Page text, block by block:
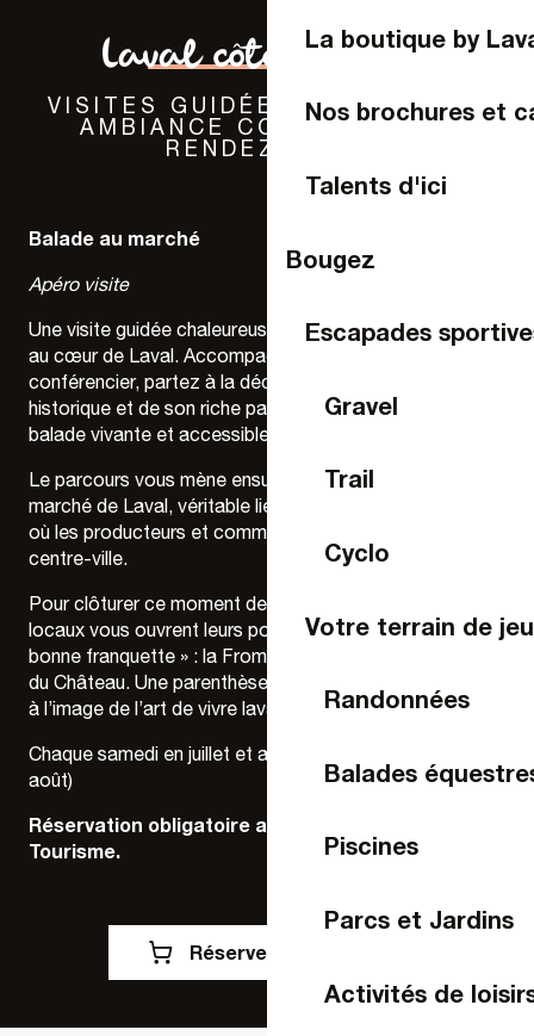
La boutique by
Nos brochures et
Talents d'ici
Bougez
Escapades
Gravel
Trail
Cyclo
Votre terrain de
Randonnées
Balades
Piscines
Parcs et Jardins
Activités de
Laval côté marchés
VISITES GUIDÉES, TERROIR ET
AMBIANCE CONVIVIALE AU
RENDEZ-VOUS
Balade au marché
Apéro visite
Une visite guidée chaleureuse et conviviale vous attend
au cœur de Laval. Accompagné d’Antoine Barré, guide
conférencier, partez à la découverte du centre
historique et de son riche passé millénaire, au fil d’une
balade vivante et accessible.
Le parcours vous mène ensuite jusqu’à l’incontournable
marché de Laval, véritable lieu de vie et de rencontres,
où les producteurs et commerçants font vibrer le
centre-ville.
Pour clôturer ce moment de découverte, deux acteurs
locaux vous ouvrent leurs portes pour un apéritif « à la
bonne franquette » : la Fromagerie Desrues et la Cave
du Château. Une parenthèse gourmande et authentique,
à l’image de l’art de vivre lavallois.
Chaque samedi en juillet et août (sauf 25 juillet et 1er
août)
Réservation obligatoire auprès de l’office de
Tourisme.
Réservez votre visite